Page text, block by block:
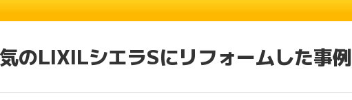
のLIXILシエラSにリフォームした事例